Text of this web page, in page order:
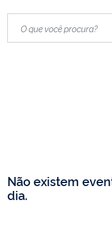
Não existem
dia.